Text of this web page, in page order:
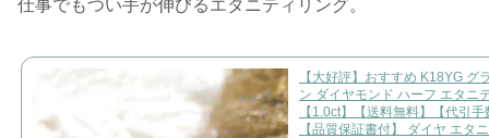
仕事でもつい手が伸びるエタニティリング。
【大好評】おすすめ K18YG グ
ン ダイヤモンド ハーフ エタニ
【1.0ct】【送料無料】【代引
【品質保証書付】 ダイヤ エタ